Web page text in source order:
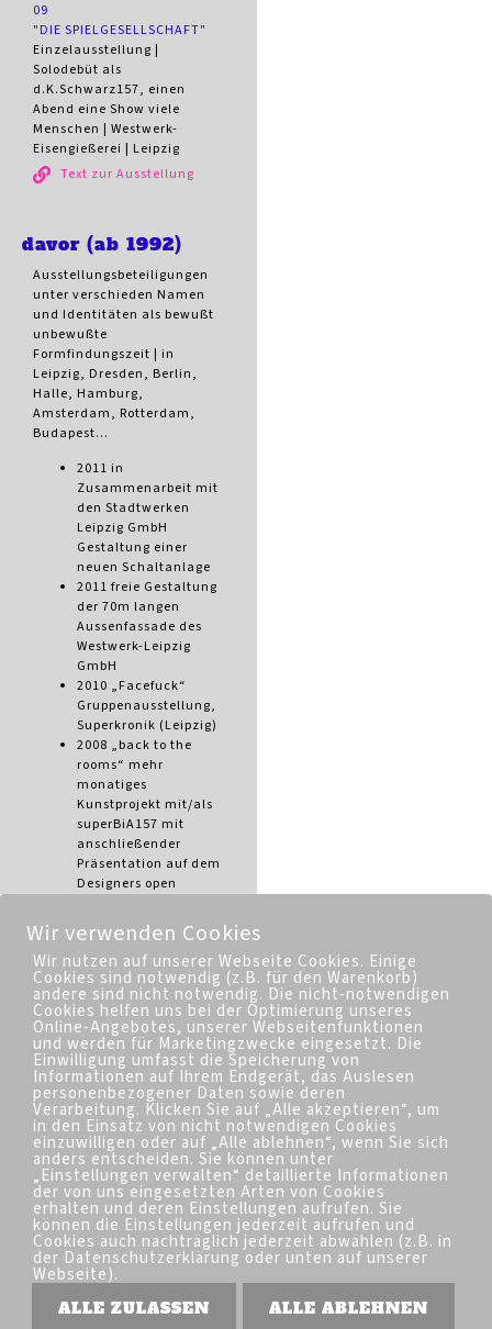
09
"DIE SPIELGESELLSCHAFT"
Einzelausstellung |
Solodebüt als
d.K.Schwarz157, einen
Abend eine Show viele
Menschen | Westwerk-
Eisengießerei | Leipzig
Text zur Ausstellung
davor (ab 1992)
Ausstellungsbeteiligungen
unter verschieden Namen
und Identitäten als bewußt
unbewußte
Formfindungszeit | in
Leipzig, Dresden, Berlin,
Halle, Hamburg,
Amsterdam, Rotterdam,
Budapest…
2011 in
Zusammenarbeit mit
den Stadtwerken
Leipzig GmbH
Gestaltung einer
neuen Schaltanlage
2011 freie Gestaltung
der 70m langen
Aussenfassade des
Westwerk-Leipzig
GmbH
2010 „Facefuck“
Gruppenausstellung,
Superkronik (Leipzig)
2008 „back to the
rooms“ mehr
monatiges
Kunstprojekt mit/als
superBiA157 mit
anschließender
Präsentation auf dem
Designers open
2002 im Rahmen
eines Wettbewerbes
Gestaltung
Intensivstation
Krankenhaus Köthen
2001 „saftige
Pflaumenart“
Gruppenausstellung,
Galerie Leipziger
Schule (Leipzig)
2001 Start eines
Streetartprojektes
1992 erstes Arbeit im
öffentlichen Raum
(Leipzig)
Erste Seite Kontakt Datenschutzerklärung
Wir verwenden Cookies
Wir nutzen auf unserer Webseite Cookies. Einige
Cookies sind notwendig (z.B. für den Warenkorb)
andere sind nicht notwendig. Die nicht-notwendigen
Cookies helfen uns bei der Optimierung unseres
Online-Angebotes, unserer Webseitenfunktionen
und werden für Marketingzwecke eingesetzt. Die
Einwilligung umfasst die Speicherung von
Informationen auf Ihrem Endgerät, das Auslesen
personenbezogener Daten sowie deren
Verarbeitung. Klicken Sie auf „Alle akzeptieren“, um
in den Einsatz von nicht notwendigen Cookies
einzuwilligen oder auf „Alle ablehnen“, wenn Sie sich
anders entscheiden. Sie können unter
„Einstellungen verwalten“ detaillierte Informationen
der von uns eingesetzten Arten von Cookies
erhalten und deren Einstellungen aufrufen. Sie
können die Einstellungen jederzeit aufrufen und
Cookies auch nachträglich jederzeit abwählen (z.B. in
der Datenschutzerklärung oder unten auf unserer
Webseite).
ALLE ZULASSEN ALLE ABLEHNEN